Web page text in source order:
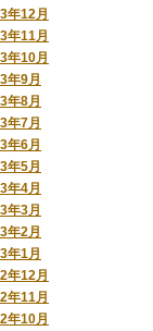
年12月
年11月
年10月
年9月
年8月
年7月
年6月
年5月
年4月
年3月
年2月
年1月
年12月
年11月
年10月